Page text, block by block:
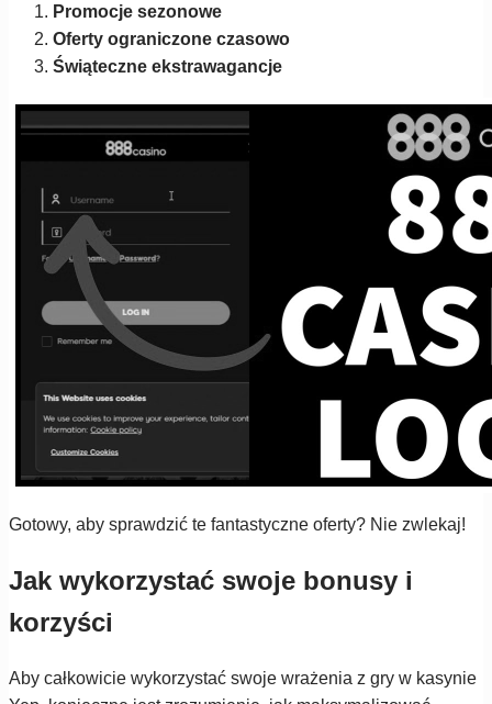
Promocje sezonowe
Oferty ograniczone czasowo
Świąteczne ekstrawagancje
Gotowy, aby sprawdzić te fantastyczne oferty? Nie zwlekaj!
Jak wykorzystać swoje bonusy i
korzyści
Aby całkowicie wykorzystać swoje wrażenia z gry w kasynie